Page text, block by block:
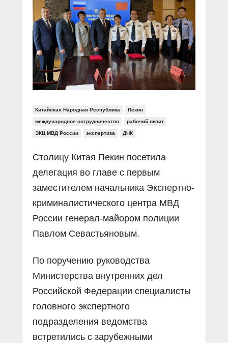
Социальные ролики
Документальные фильмы
Прямой разговор
В знании сила
Специальный репортаж
КиберПОСТОВОЙ
Газета «Щит и меч»
Журнал «Полиция России»
О ПОРТАЛЕ
Контакты
Вакансии
Китайская Народная Республика Пекин
международное сотрудничество рабочий визит
ЭКЦ МВД России экспертиза ДНК
Столицу Китая Пекин посетила
делегация во главе с первым
заместителем начальника Экспертно-
криминалистического центра МВД
России генерал-майором полиции
Павлом Севастьяновым.
По поручению руководства
Министерства внутренних дел
Российской Федерации специалисты
головного экспертного
подразделения ведомства
встретились с зарубежными